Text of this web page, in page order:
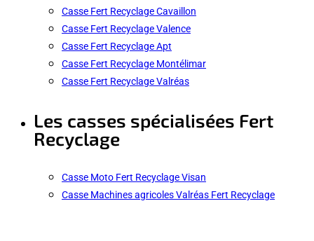
Casse Fert Recyclage Cavaillon
Casse Fert Recyclage Valence
Casse Fert Recyclage Apt
Casse Fert Recyclage Montélimar
Casse Fert Recyclage Valréas
Les casses spécialisées Fert
Recyclage
Casse Moto Fert Recyclage Visan
Casse Machines agricoles Valréas Fert Recyclage